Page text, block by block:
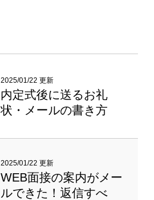
2025/01/22 更新
内定式後に送るお礼
状・メールの書き方
2025/01/22 更新
WEB面接の案内がメー
ルできた！返信すべ